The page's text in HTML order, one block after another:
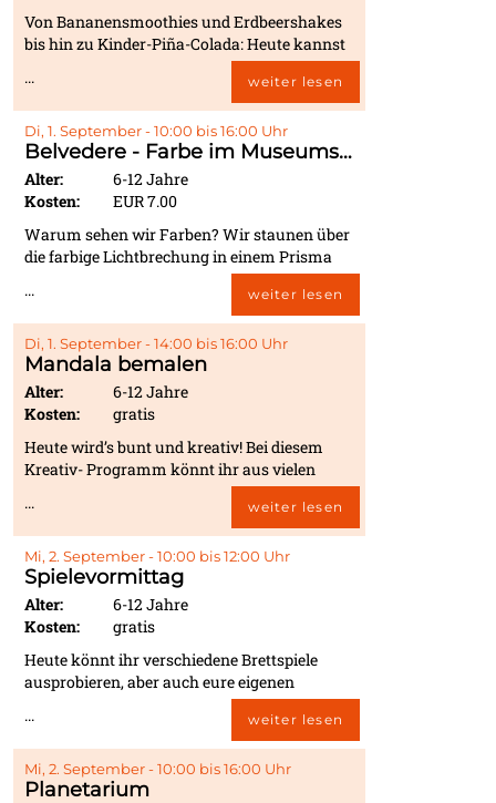
Von Bananensmoothies und Erdbeershakes
bis hin zu Kinder-Piña-Colada: Heute kannst
du deinen eigenen Cocktail entwerfen, mixen,
verzieren und ihn dir anschließend richtig gut
schmecken lassen.
... weiter lesen
Di, 1. September - 10:00 bis 16:00 Uhr
Belvedere - Farbe im Museumsatelier
Alter:
6-12 Jahre
Kosten:
EUR 7.00
Warum sehen wir Farben? Wir staunen über
die farbige Lichtbrechung in einem Prisma
und entdecken darin alle Farben des
Regenbogens. Warum mögen wir manche
Farben besonders, und wie können wir die
Lieblingsfarbe selbst im Atelier herstellen?
Wir mischen Farben und tragen sie mit
Pinsel, Spachtel oder Schwamm auf eine
Malplatte auf.
... weiter lesen
Di, 1. September - 14:00 bis 16:00 Uhr
Mandala bemalen
Alter:
6-12 Jahre
Kosten:
gratis
Heute wird’s bunt und kreativ! Bei diesem
Kreativ- Programm könnt ihr aus vielen
schönen Vorlagen wählen und diese ganz
nach Lust und Laune mit leuchtenden Farben
gestalten. Ob knallig, pastellig oder
kunterbunt – jedes Mandala wird zu einem
echten Unikat.
... weiter lesen
Mi, 2. September - 10:00 bis 12:00 Uhr
Spielevormittag
Alter:
6-12 Jahre
Kosten:
gratis
Heute könnt ihr verschiedene Brettspiele
ausprobieren, aber auch eure eigenen
mitbringen. Lerne neue Spiele kennen und
verbringe einen netten und gemütlichen
Vormittag zusammen mit anderen Kindern.
... weiter lesen
Mi, 2. September - 10:00 bis 16:00 Uhr
Planetarium